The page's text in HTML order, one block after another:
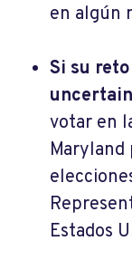
en algún
Si su
votar en
Maryland
Estados